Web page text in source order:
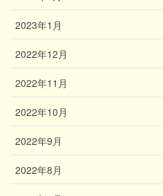
2023年1月
2022年12月
2022年11月
2022年10月
2022年9月
2022年8月